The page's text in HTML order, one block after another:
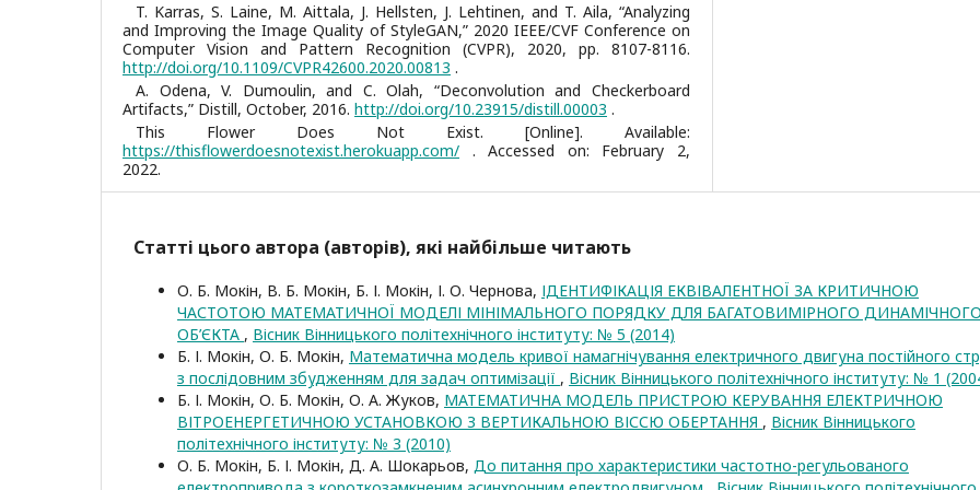
T. Karras, S. Laine, M. Aittala, J. Hellsten, J. Lehtinen, and T. Aila, “Analyzing
and Improving the Image Quality of StyleGAN,” 2020 IEEE/CVF Conference on
Computer Vision and Pattern Recognition (CVPR), 2020, pp. 8107-8116.
http://doi.org/10.1109/CVPR42600.2020.00813 .
A. Odena, V. Dumoulin, and C. Olah, “Deconvolution and Checkerboard
Artifacts,” Distill, October, 2016. http://doi.org/10.23915/distill.00003 .
This Flower Does Not Exist. [Online]. Available:
https://thisflowerdoesnotexist.herokuapp.com/ . Accessed on: February 2,
2022.
Статті цього автора (авторів), які найбільше читають
О. Б. Мокін, В. Б. Мокін, Б. І. Мокін, І. О. Чернова, ІДЕНТИФІКАЦІЯ ЕКВІВАЛЕНТНОЇ ЗА КРИТИЧНОЮ
ЧАСТОТОЮ МАТЕМАТИЧНОЇ МОДЕЛІ МІНІМАЛЬНОГО ПОРЯДКУ ДЛЯ БАГАТОВИМІРНОГО ДИНАМІЧНОГО
ОБ’ЄКТА , Вісник Вінницького політехнічного інституту: № 5 (2014)
Б. І. Мокін, О. Б. Мокін, Математична модель кривої намагнічування електричного двигуна постійного
з послідовним збудженням для задач оптимізації , Вісник Вінницького політехнічного інституту: № 1
Б. І. Мокін, О. Б. Мокін, О. А. Жуков, МАТЕМАТИЧНА МОДЕЛЬ ПРИСТРОЮ КЕРУВАННЯ ЕЛЕКТРИЧНОЮ
ВІТРОЕНЕРГЕТИЧНОЮ УСТАНОВКОЮ З ВЕРТИКАЛЬНОЮ ВІССЮ ОБЕРТАННЯ , Вісник Вінницького
політехнічного інституту: № 3 (2010)
О. Б. Мокін, Б. І. Мокін, Д. А. Шокарьов, До питання про характеристики частотно-регульованого